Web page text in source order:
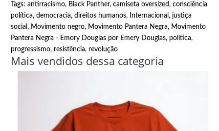
Tags:antirracismo, Black Panther,camiseta oversized,consciência
política,democracia,direitos humanos, Internacional,justiça
social, Movimento negro, Movimento Pantera Negra, Movimento
Pantera Negra - Emory Douglas por Emery Douglas, política,
progressismo, resistência, revolução
Mais vendidos dessa categoria